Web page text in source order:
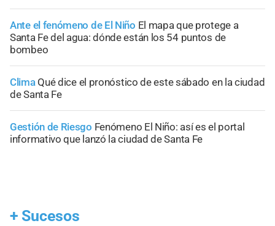
Ante el fenómeno de El Niño El mapa que protege a
Santa Fe del agua: dónde están los 54 puntos de
bombeo
Clima Qué dice el pronóstico de este sábado en la ciudad
de Santa Fe
Gestión de Riesgo Fenómeno El Niño: así es el portal
informativo que lanzó la ciudad de Santa Fe
+ Sucesos